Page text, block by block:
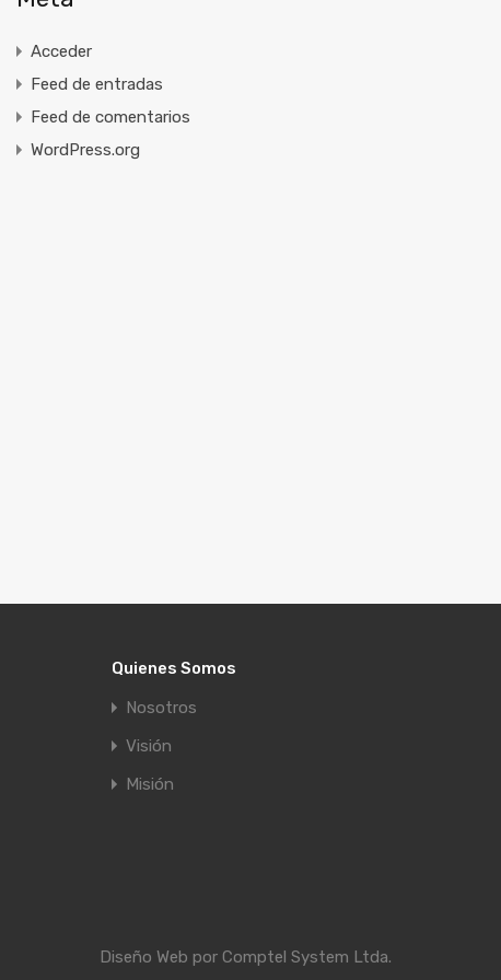
Acceder
Feed de entradas
Feed de comentarios
WordPress.org
Quienes Somos
Nosotros
Visión
Misión
Diseño Web por Comptel System Ltda.